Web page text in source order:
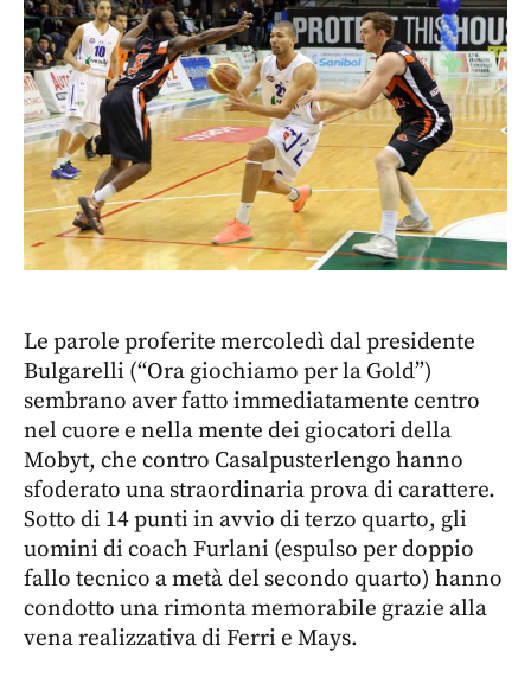
Le parole proferite mercoledì dal presidente
Bulgarelli (“Ora giochiamo per la Gold”)
sembrano aver fatto immediatamente centro
nel cuore e nella mente dei giocatori della
Mobyt, che contro Casalpusterlengo hanno
sfoderato una straordinaria prova di carattere.
Sotto di 14 punti in avvio di terzo quarto, gli
uomini di coach Furlani (espulso per doppio
fallo tecnico a metà del secondo quarto) hanno
condotto una rimonta memorabile grazie alla
vena realizzativa di Ferri e Mays.